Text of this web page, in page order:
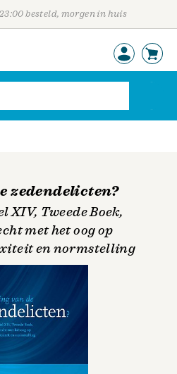
besteld, morgen in huis
zedendelicten?
XIV, Tweede Boek,
met het oog op
en normstelling